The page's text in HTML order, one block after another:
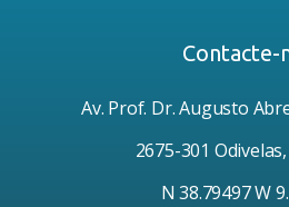
Contacte-
Av. Prof. Dr. Augusto
2675-301
N 38.79497 W